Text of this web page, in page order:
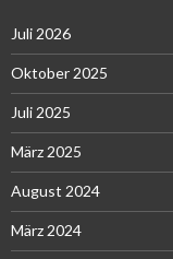
Juli 2026
Oktober 2025
Juli 2025
März 2025
August 2024
März 2024